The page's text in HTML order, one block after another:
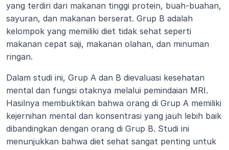
yang terdiri dari makanan tinggi protein, buah-buahan,
sayuran, dan makanan berserat. Grup B adalah
kelompok yang memiliki diet tidak sehat seperti
makanan cepat saji, makanan olahan, dan minuman
ringan.
Dalam studi ini, Grup A dan B dievaluasi kesehatan
mental dan fungsi otaknya melalui pemindaian MRI.
Hasilnya membuktikan bahwa orang di Grup A memiliki
kejernihan mental dan konsentrasi yang jauh lebih baik
dibandingkan dengan orang di Grup B. Studi ini
menunjukkan bahwa diet sehat sangat penting untuk